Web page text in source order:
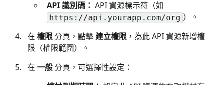
API 識別碼： API 資源標示符（如
https://api.yourapp.com/org ）。
在 權限分頁，點擊 建立權限 ，為此 API 資源新增權
限（權限範圍）。
在 一般分頁，可選擇性設定：